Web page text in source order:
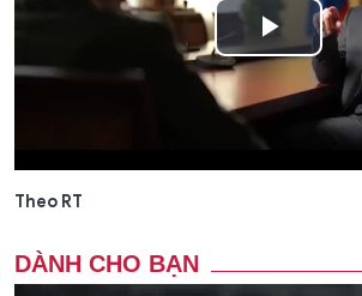
Play
Video
Theo RT